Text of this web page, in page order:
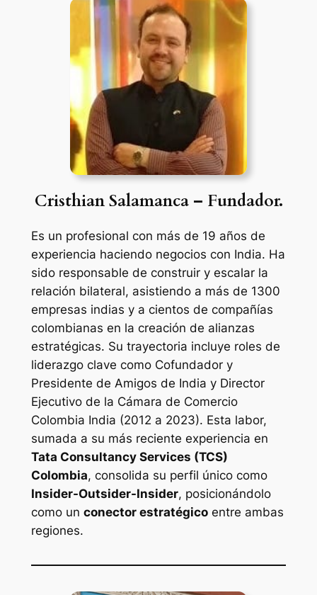
Cristhian Salamanca – Fundador.
Es un profesional con más de 19 años de
experiencia haciendo negocios con India. Ha
sido responsable de construir y escalar la
relación bilateral, asistiendo a más de 1300
empresas indias y a cientos de compañías
colombianas en la creación de alianzas
estratégicas. Su trayectoria incluye roles de
liderazgo clave como Cofundador y
Presidente de Amigos de India y Director
Ejecutivo de la Cámara de Comercio
Colombia India (2012 a 2023). Esta labor,
sumada a su más reciente experiencia en
Tata Consultancy Services (TCS)
Colombia, consolida su perfil único como
Insider-Outsider-Insider, posicionándolo
como un conector estratégicoentre ambas
regiones.